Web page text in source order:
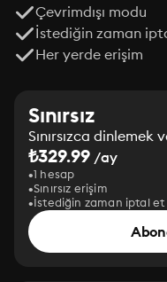
Çevrimdışı modu
İstediğin zaman
Her yerde erişim
Sınırsız
Sınırsızca
₺329.99 /ay
1 hesap
Sınırsız erişim
İstediğin zaman iptal et